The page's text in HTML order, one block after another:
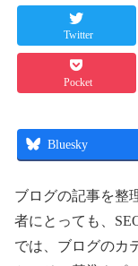
Twitter
Pocket
Bluesky
ブログの記事を整
者にとっても、
では、ブログのカ